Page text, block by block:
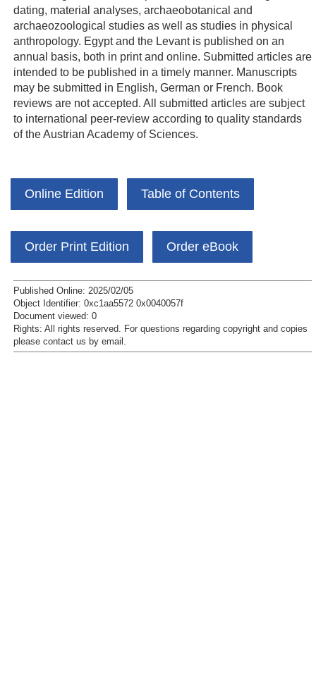
dating, material analyses, archaeobotanical and
archaeozoological studies as well as studies in physical
anthropology. Egypt and the Levant is published on an
annual basis, both in print and online. Submitted articles are
intended to be published in a timely manner. Manuscripts
may be submitted in English, German or French. Book
reviews are not accepted. All submitted articles are subject
to international peer-review according to quality standards
of the Austrian Academy of Sciences.
Online Edition Table of Contents
Order Print Edition Order eBook
Published Online: 2025/02/05
Object Identifier: 0xc1aa5572 0x0040057f
Document viewed: 0
Rights: All rights reserved.
For questions regarding copyright and copies
please contact us by email